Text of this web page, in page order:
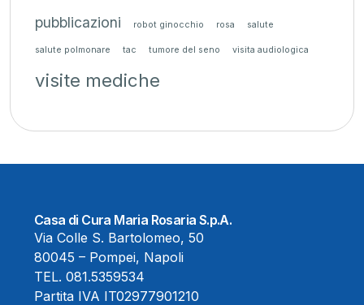
pubblicazioni robot ginocchio rosa salute
salute polmonare tac tumore del seno visita audiologica
visite mediche
Casa di Cura Maria Rosaria S.p.A.
Via Colle S. Bartolomeo, 50
80045 – Pompei, Napoli
TEL. 081.5359534
Partita IVA IT02977901210